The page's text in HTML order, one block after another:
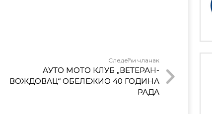
Следећи чланак
АУТО МОТО КЛУБ „ВЕТЕРАН-
ВОЖДОВАЦ“ ОБЕЛЕЖИО 40 ГОДИНА
РАДА